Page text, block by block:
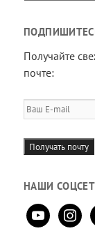
Получайте
почте:
Ваш
E-
mail
Получать почту
НАШИ
youtube